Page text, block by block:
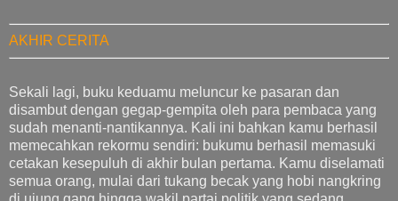
AKHIR CERITA
Sekali lagi, buku keduamu meluncur ke pasaran dan
disambut dengan gegap-gempita oleh para pembaca yang
sudah menanti-nantikannya. Kali ini bahkan kamu berhasil
memecahkan rekormu sendiri: bukumu berhasil memasuki
cetakan kesepuluh di akhir bulan pertama. Kamu diselamati
semua orang, mulai dari tukang becak yang hobi nangkring